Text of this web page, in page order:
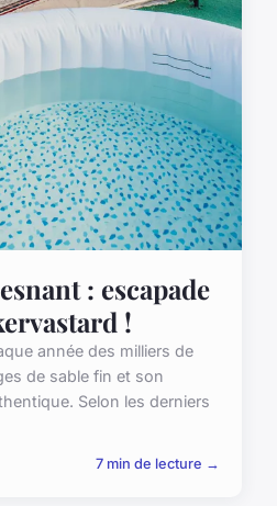
: escapade
!
année des milliers de
de sable fin et son
Selon les derniers
7 min de lecture →